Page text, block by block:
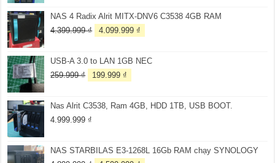
3.099.999 ₫.
là:
NAS 4 Radix Alrit MITX-DNV6 C3538 4GB RAM
4.399.999₫
Giá
4.399.999 ₫.
4.099.999 ₫
là:
USB-A 3.0 to LAN 1GB NEC
259.999₫
Giá
259.999 ₫.
199.999 ₫
là:
Nas Alrit C3538, Ram 4GB, HDD 1TB, USB BOOT.
4.999.999 ₫
NAS STARBILAS E3-1268L 16Gb RAM chạy SYNOLOGY